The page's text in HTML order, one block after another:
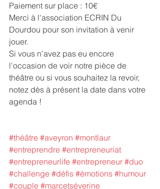
Paiement sur place : 10€
Merci à l'association ECRIN Du
Dourdou pour son invitation à venir
jouer.
Si vous n'avez pas eu encore
l'occasion de voir notre pièce de
théâtre ou si vous souhaitez la revoir,
notez dès à présent la date dans votre
agenda !
#théâtre #aveyron #montlaur
#entreprendre #entrepreneuriat
#entrepreneurlife #entrepreneur #duo
#challenge #défis #émotions #humour
#couple #marcetséverine